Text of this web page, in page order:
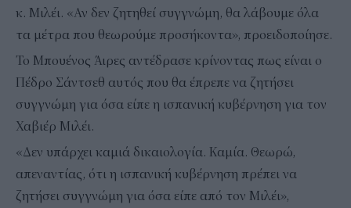
κ. Μιλέι. «Αν δεν ζητηθεί συγγνώμη, θα λάβουμε όλα
τα μέτρα που θεωρούμε προσήκοντα», προειδοποίησε.
Το Μπουένος Άιρες αντέδρασε κρίνοντας πως είναι ο
Πέδρο Σάντσεθ αυτός που θα έπρεπε να ζητήσει
συγγνώμη για όσα είπε η ισπανική κυβέρνηση για τον
Χαβιέρ Μιλέι.
«Δεν υπάρχει καμιά δικαιολογία. Καμία. Θεωρώ,
απεναντίας, ότι η ισπανική κυβέρνηση πρέπει να
ζητήσει συγγνώμη για όσα είπε από τον Μιλέι»,